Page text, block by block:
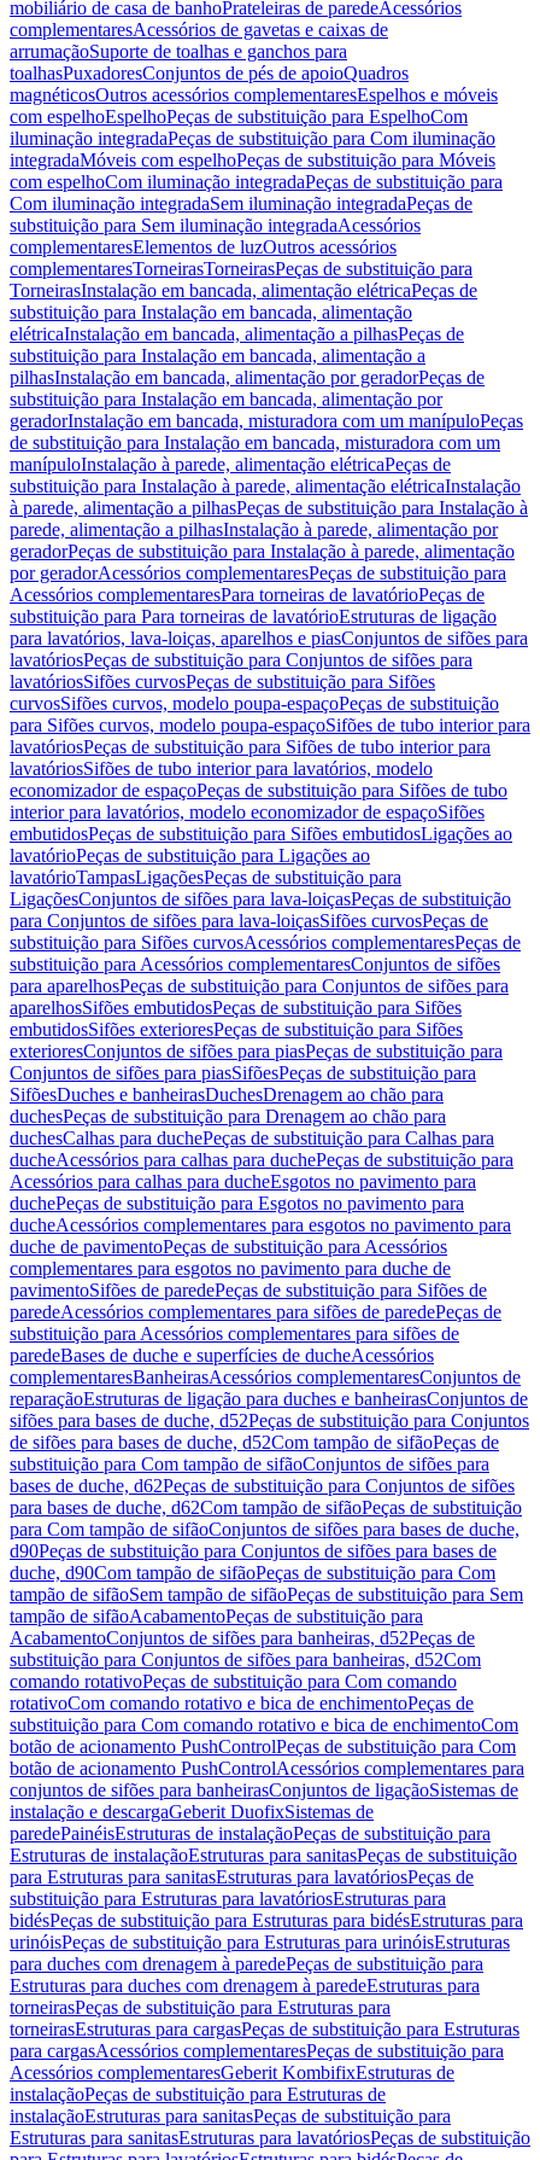
mobiliário de casa de banhoPrateleiras de paredeAcessórios
complementaresAcessórios de gavetas e caixas de
arrumaçãoSuporte de toalhas e ganchos para
toalhasPuxadoresConjuntos de pés de apoioQuadros
magnéticosOutros acessórios complementaresEspelhos e móveis
com espelhoEspelhoPeças de substituição para EspelhoCom
iluminação integradaPeças de substituição para Com iluminação
integradaMóveis com espelhoPeças de substituição para Móveis
com espelhoCom iluminação integradaPeças de substituição para
Com iluminação integradaSem iluminação integradaPeças de
substituição para Sem iluminação integradaAcessórios
complementaresElementos de luzOutros acessórios
complementaresTorneirasTorneirasPeças de substituição para
TorneirasInstalação em bancada, alimentação elétricaPeças de
substituição para Instalação em bancada, alimentação
elétricaInstalação em bancada, alimentação a pilhasPeças de
substituição para Instalação em bancada, alimentação a
pilhasInstalação em bancada, alimentação por geradorPeças de
substituição para Instalação em bancada, alimentação por
geradorInstalação em bancada, misturadora com um manípuloPeças
de substituição para Instalação em bancada, misturadora com um
manípuloInstalação à parede, alimentação elétricaPeças de
substituição para Instalação à parede, alimentação elétricaInstalação
à parede, alimentação a pilhasPeças de substituição para Instalação à
parede, alimentação a pilhasInstalação à parede, alimentação por
geradorPeças de substituição para Instalação à parede, alimentação
por geradorAcessórios complementaresPeças de substituição para
Acessórios complementaresPara torneiras de lavatórioPeças de
substituição para Para torneiras de lavatórioEstruturas de ligação
para lavatórios, lava-loiças, aparelhos e piasConjuntos de sifões para
lavatóriosPeças de substituição para Conjuntos de sifões para
lavatóriosSifões curvosPeças de substituição para Sifões
curvosSifões curvos, modelo poupa-espaçoPeças de substituição
para Sifões curvos, modelo poupa-espaçoSifões de tubo interior para
lavatóriosPeças de substituição para Sifões de tubo interior para
lavatóriosSifões de tubo interior para lavatórios, modelo
economizador de espaçoPeças de substituição para Sifões de tubo
interior para lavatórios, modelo economizador de espaçoSifões
embutidosPeças de substituição para Sifões embutidosLigações ao
lavatórioPeças de substituição para Ligações ao
lavatórioTampasLigaçõesPeças de substituição para
LigaçõesConjuntos de sifões para lava-loiçasPeças de substituição
para Conjuntos de sifões para lava-loiçasSifões curvosPeças de
substituição para Sifões curvosAcessórios complementaresPeças de
substituição para Acessórios complementaresConjuntos de sifões
para aparelhosPeças de substituição para Conjuntos de sifões para
aparelhosSifões embutidosPeças de substituição para Sifões
embutidosSifões exterioresPeças de substituição para Sifões
exterioresConjuntos de sifões para piasPeças de substituição para
Conjuntos de sifões para piasSifõesPeças de substituição para
SifõesDuches e banheirasDuchesDrenagem ao chão para
duchesPeças de substituição para Drenagem ao chão para
duchesCalhas para duchePeças de substituição para Calhas para
ducheAcessórios para calhas para duchePeças de substituição para
Acessórios para calhas para ducheEsgotos no pavimento para
duchePeças de substituição para Esgotos no pavimento para
ducheAcessórios complementares para esgotos no pavimento para
duche de pavimentoPeças de substituição para Acessórios
complementares para esgotos no pavimento para duche de
pavimentoSifões de paredePeças de substituição para Sifões de
paredeAcessórios complementares para sifões de paredePeças de
substituição para Acessórios complementares para sifões de
paredeBases de duche e superfícies de ducheAcessórios
complementaresBanheirasAcessórios complementaresConjuntos de
reparaçãoEstruturas de ligação para duches e banheirasConjuntos de
sifões para bases de duche, d52Peças de substituição para Conjuntos
de sifões para bases de duche, d52Com tampão de sifãoPeças de
substituição para Com tampão de sifãoConjuntos de sifões para
bases de duche, d62Peças de substituição para Conjuntos de sifões
para bases de duche, d62Com tampão de sifãoPeças de substituição
para Com tampão de sifãoConjuntos de sifões para bases de duche,
d90Peças de substituição para Conjuntos de sifões para bases de
duche, d90Com tampão de sifãoPeças de substituição para Com
tampão de sifãoSem tampão de sifãoPeças de substituição para Sem
tampão de sifãoAcabamentoPeças de substituição para
AcabamentoConjuntos de sifões para banheiras, d52Peças de
substituição para Conjuntos de sifões para banheiras, d52Com
comando rotativoPeças de substituição para Com comando
rotativoCom comando rotativo e bica de enchimentoPeças de
substituição para Com comando rotativo e bica de enchimentoCom
botão de acionamento PushControlPeças de substituição para Com
botão de acionamento PushControlAcessórios complementares para
conjuntos de sifões para banheirasConjuntos de ligaçãoSistemas de
instalação e descargaGeberit DuofixSistemas de
paredePainéisEstruturas de instalaçãoPeças de substituição para
Estruturas de instalaçãoEstruturas para sanitasPeças de substituição
para Estruturas para sanitasEstruturas para lavatóriosPeças de
substituição para Estruturas para lavatóriosEstruturas para
bidésPeças de substituição para Estruturas para bidésEstruturas para
urinóisPeças de substituição para Estruturas para urinóisEstruturas
para duches com drenagem à paredePeças de substituição para
Estruturas para duches com drenagem à paredeEstruturas para
torneirasPeças de substituição para Estruturas para
torneirasEstruturas para cargasPeças de substituição para Estruturas
para cargasAcessórios complementaresPeças de substituição para
Acessórios complementaresGeberit KombifixEstruturas de
instalaçãoPeças de substituição para Estruturas de
instalaçãoEstruturas para sanitasPeças de substituição para
Estruturas para sanitasEstruturas para lavatóriosPeças de substituição